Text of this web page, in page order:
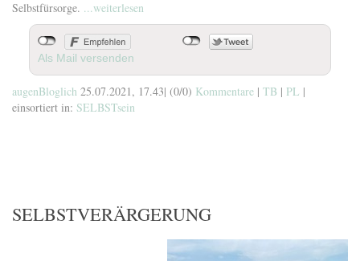
Selbstfürsorge. ...weiterlesen
Als Mail versenden
augenBloglich 25.07.2021, 17.43| (0/0) Kommentare | TB | PL |
einsortiert in: SELBSTsein
SELBSTVERÄRGERUNG